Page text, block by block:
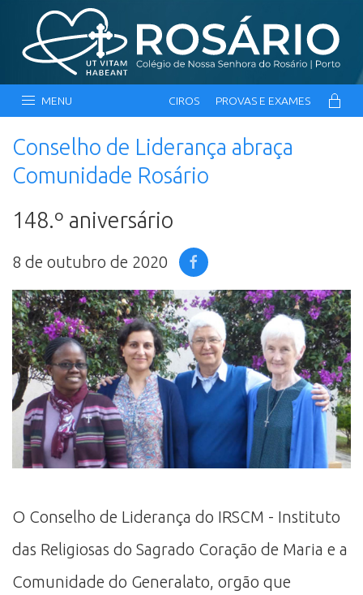
MENU CIROS PROVAS E EXAMES
Conselho de Liderança abraça
Comunidade Rosário
148.º aniversário
8 de outubro de 2020
O Conselho de Liderança do IRSCM - Instituto
das Religiosas do Sagrado Coração de Maria e a
Comunidade do Generalato, orgão que